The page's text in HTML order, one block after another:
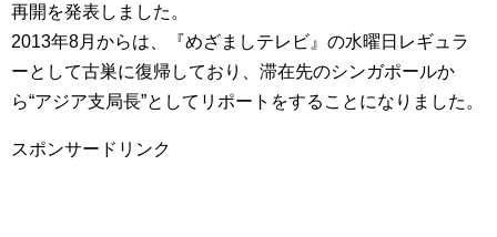
再開を発表しました。
2013年8月からは、『めざましテレビ』の水曜日レギュラ
ーとして古巣に復帰しており、滞在先のシンガポールか
ら“アジア支局長”としてリポートをすることになりました。
スポンサードリンク